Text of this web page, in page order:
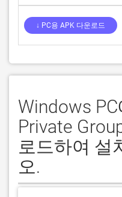
↓ PC용 APK 다운로드
Windows
Private
로드하여 설
오.